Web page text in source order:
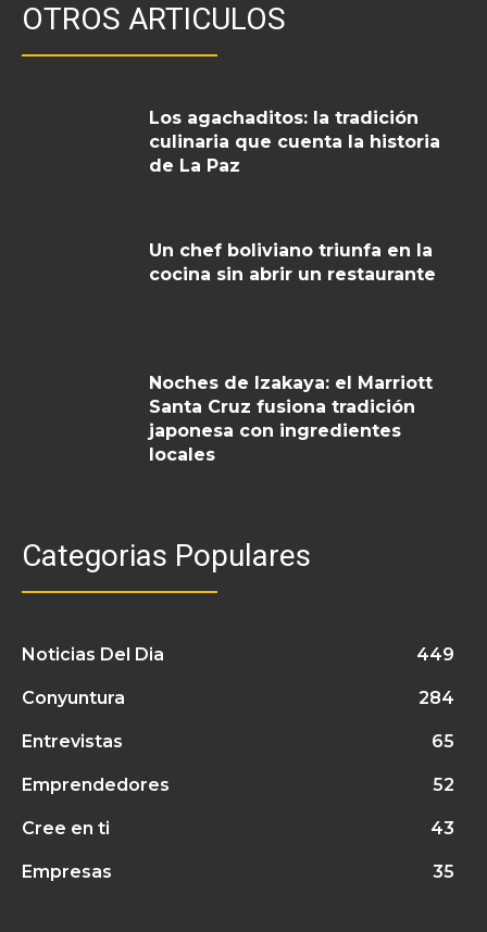
OTROS ARTICULOS
Los agachaditos: la tradición
culinaria que cuenta la historia
de La Paz
Un chef boliviano triunfa en la
cocina sin abrir un restaurante
Noches de Izakaya: el Marriott
Santa Cruz fusiona tradición
japonesa con ingredientes
locales
Categorias Populares
Noticias Del Dia 449
Conyuntura 284
Entrevistas 65
Emprendedores 52
Cree en ti 43
Empresas 35